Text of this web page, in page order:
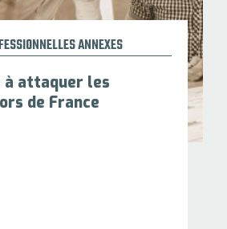
ANNEXES
à attaquer les
de France